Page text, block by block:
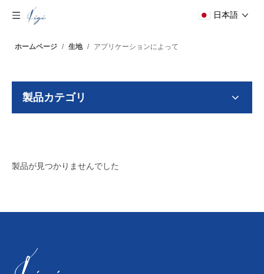
日本語
ホームページ / 生地 / アプリケーションによって
製品カテゴリ
製品が見つかりませんでした